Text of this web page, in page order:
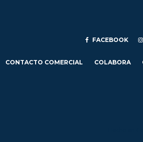
FACEBOOK
CONTACTO COMERCIAL COLABORA